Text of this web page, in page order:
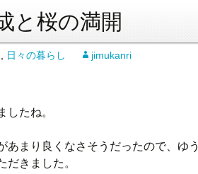
と桜の満開
日々の暮らし jimukanri
したね。
あまり良くなさそうだったので、ゆ
だきました。